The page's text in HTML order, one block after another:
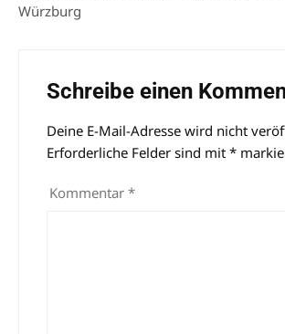
Würzburg
Schreibe einen
Deine E-Mail-Adresse wird nicht
Erforderliche Felder sind mit *
Kommentar *
Alternative: